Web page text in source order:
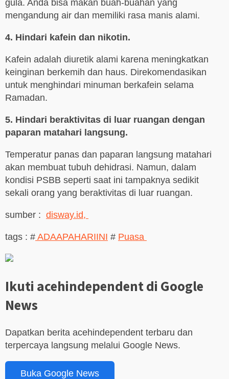
gula. Anda bisa makan buah-buahan yang
mengandung air dan memiliki rasa manis alami.
4. Hindari kafein dan nikotin.
Kafein adalah diuretik alami karena meningkatkan
keinginan berkemih dan haus. Direkomendasikan
untuk menghindari minuman berkafein selama
Ramadan.
5. Hindari beraktivitas di luar ruangan dengan
paparan matahari langsung.
Temperatur panas dan paparan langsung matahari
akan membuat tubuh dehidrasi. Namun, dalam
kondisi PSBB seperti saat ini tampaknya sedikit
sekali orang yang beraktivitas di luar ruangan.
sumber : disway.id,
tags : # ADAAPAHARIINI # Puasa
Ikuti acehindependent di Google
News
Dapatkan berita acehindependent terbaru dan
terpercaya langsung melalui Google News.
Buka Google News